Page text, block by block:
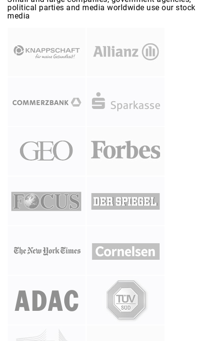
political parties and media worldwide use our stock
media